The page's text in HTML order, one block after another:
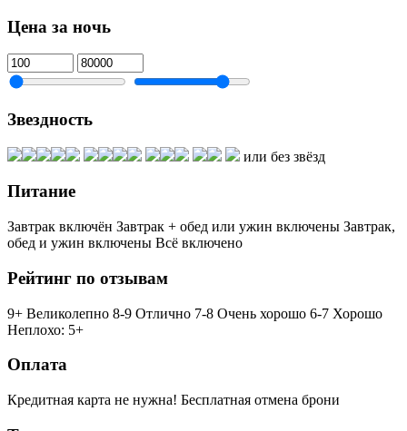
Цена за ночь
Звездность
или без звёзд
Питание
Завтрак включён Завтрак + обед или ужин включены Завтрак,
обед и ужин включены Всё включено
Рейтинг по отзывам
9+ Великолепно 8-9 Отлично 7-8 Очень хорошо 6-7 Хорошо
Неплохо: 5+
Оплата
Кредитная карта не нужна! Бесплатная отмена брони